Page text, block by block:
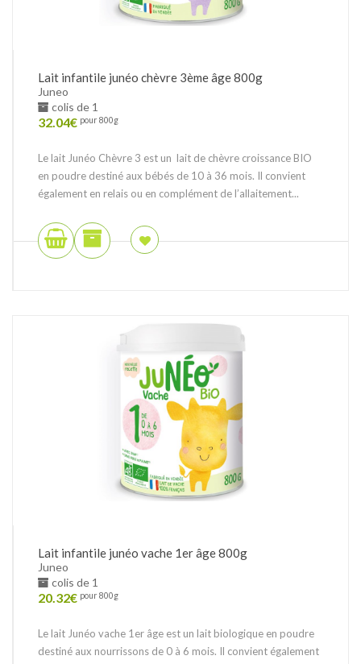
Lait infantile junéo chèvre 3ème âge 800g
Juneo
colis de 1
32.04€ pour 800g
Le lait Junéo Chèvre 3 est un lait de chèvre croissance BIO
en poudre destiné aux bébés de 10 à 36 mois. Il convient
également en relais ou en complément de l’allaitement...
Lait infantile junéo vache 1er âge 800g
Juneo
colis de 1
20.32€ pour 800g
Le lait Junéo vache 1er âge est un lait biologique en poudre
destiné aux nourrissons de 0 à 6 mois. Il convient également